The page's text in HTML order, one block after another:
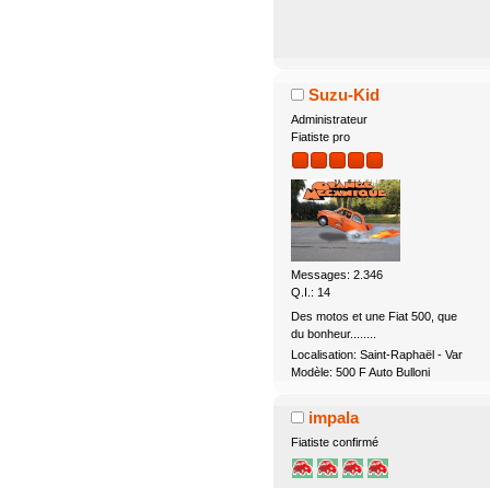
Suzu-Kid
Administrateur
Fiatiste pro
Messages: 2.346
Q.I.: 14
Des motos et une Fiat 500, que
du bonheur........
Localisation: Saint-Raphaël - Var
Modèle: 500 F Auto Bulloni
impala
Fiatiste confirmé